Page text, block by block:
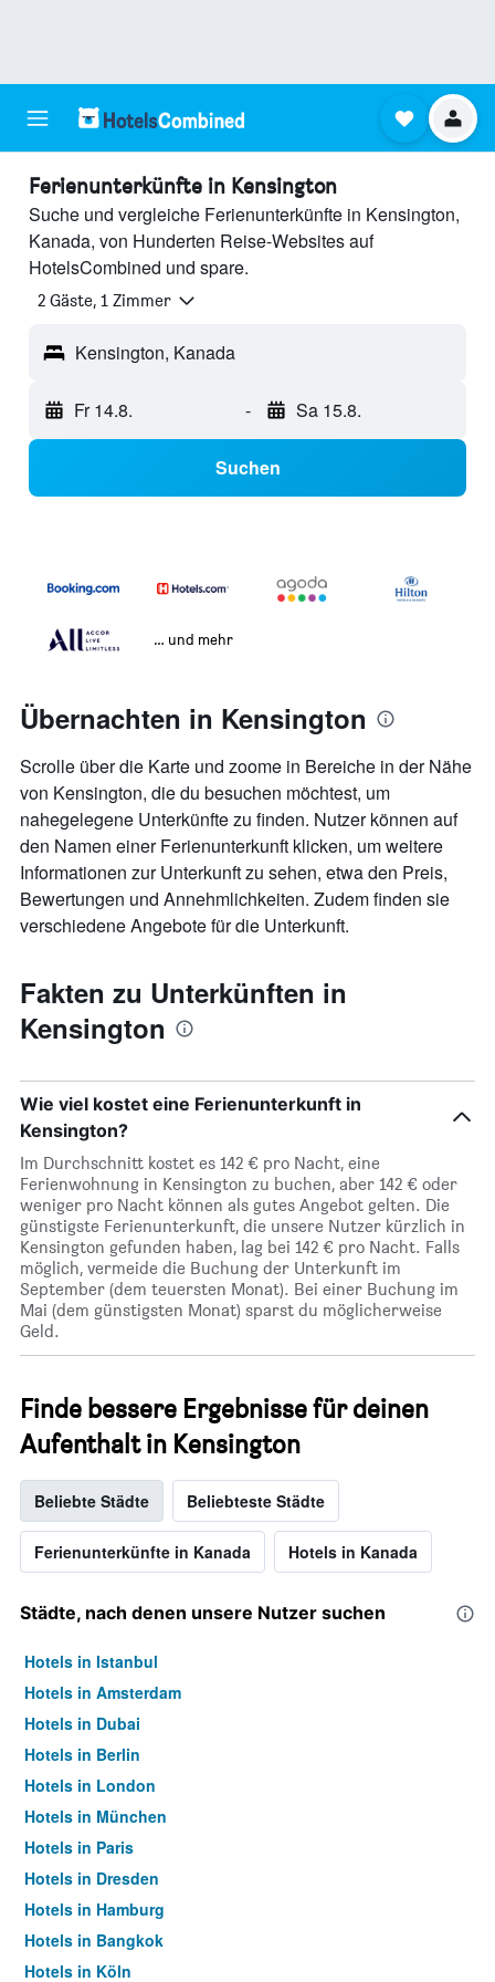
Ferienunterkünfte in Kensington
Suche und vergleiche Ferienunterkünfte in Kensington,
Kanada, von Hunderten Reise-Websites auf
HotelsCombined und spare.
2 Gäste, 1 Zimmer
Kensington, Kanada
Fr 14.8. - Sa 15.8.
Suchen
… und mehr
Übernachten in Kensington
Scrolle über die Karte und zoome in Bereiche in der Nähe
von Kensington, die du besuchen möchtest, um
nahegelegene Unterkünfte zu finden. Nutzer können auf
den Namen einer Ferienunterkunft klicken, um weitere
Informationen zur Unterkunft zu sehen, etwa den Preis,
Bewertungen und Annehmlichkeiten. Zudem finden sie
verschiedene Angebote für die Unterkunft.
Fakten zu Unterkünften in
Kensington
Wie viel kostet eine Ferienunterkunft in
Kensington?
Im Durchschnitt kostet es 142 € pro Nacht, eine
Ferienwohnung in Kensington zu buchen, aber 142 € oder
weniger pro Nacht können als gutes Angebot gelten. Die
günstigste Ferienunterkunft, die unsere Nutzer kürzlich in
Kensington gefunden haben, lag bei 142 € pro Nacht. Falls
möglich, vermeide die Buchung der Unterkunft im
September (dem teuersten Monat). Bei einer Buchung im
Mai (dem günstigsten Monat) sparst du möglicherweise
Geld.
Finde bessere Ergebnisse für deinen
Aufenthalt in Kensington
Beliebte Städte Beliebteste Städte
Ferienunterkünfte in Kanada Hotels in Kanada
Städte, nach denen unsere Nutzer suchen
Hotels in Istanbul
Hotels in Amsterdam
Hotels in Dubai
Hotels in Berlin
Hotels in London
Hotels in München
Hotels in Paris
Hotels in Dresden
Hotels in Hamburg
Hotels in Bangkok
Hotels in Köln